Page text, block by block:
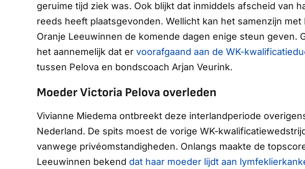
geruime tijd ziek was. Ook blijkt dat inmiddels afscheid van
reeds heeft plaatsgevonden. Wellicht kan het samenzijn
Oranje Leeuwinnen de komende dagen enige steun geven.
het aannemelijk dat er voorafgaand aan de WK-
tussen Pelova en bondscoach Arjan Veurink.
Moeder Victoria Pelova overleden
Vivianne Miedema ontbreekt deze interlandperiode
Nederland. De spits moest de vorige WK-
vanwege privéomstandigheden. Onlangs maakte de
Leeuwinnen bekend dat haar moeder lijdt aan